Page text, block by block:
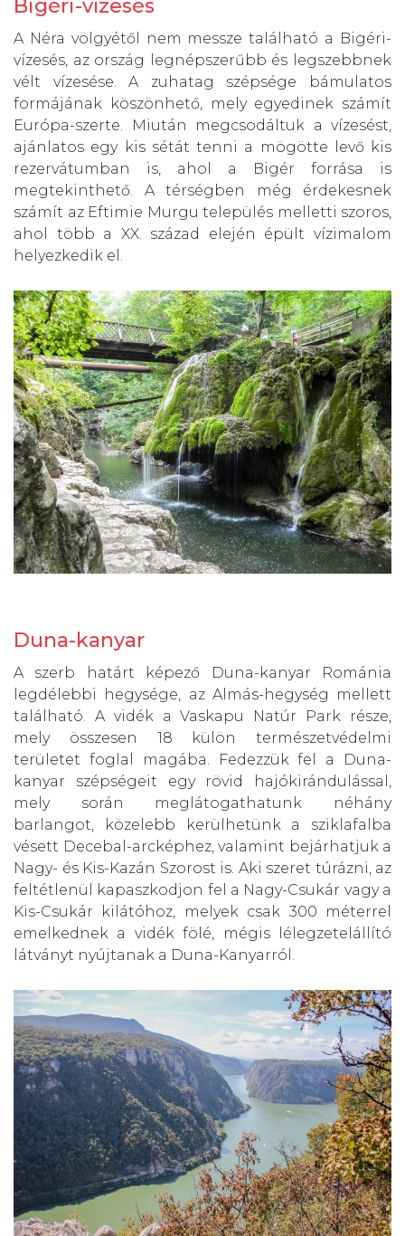
Bigéri-vízesés
A Néra völgyétől nem messze található a Bigéri-
vízesés, az ország legnépszerűbb és legszebbnek
vélt vízesése. A zuhatag szépsége bámulatos
formájának köszönhető, mely egyedinek számít
Európa-szerte. Miután megcsodáltuk a vízesést,
ajánlatos egy kis sétát tenni a mögötte levő kis
rezervátumban is, ahol a Bigér forrása is
megtekinthető. A térségben még érdekesnek
számít az Eftimie Murgu település melletti szoros,
ahol több a XX. század elején épült vízimalom
helyezkedik el.
Duna-kanyar
A szerb határt képező Duna-kanyar Románia
legdélebbi hegysége, az Almás-hegység mellett
található. A vidék a Vaskapu Natúr Park része,
mely összesen 18 külön természetvédelmi
területet foglal magába. Fedezzük fel a Duna-
kanyar szépségeit egy rövid hajókirándulással,
mely során meglátogathatunk néhány
barlangot, közelebb kerülhetünk a sziklafalba
vésett Decebal-arcképhez, valamint bejárhatjuk a
Nagy- és Kis-Kazán Szorost is. Aki szeret túrázni, az
feltétlenül kapaszkodjon fel a Nagy-Csukár vagy a
Kis-Csukár kilátóhoz, melyek csak 300 méterrel
emelkednek a vidék fölé, mégis lélegzetelállító
látványt nyújtanak a Duna-Kanyarról.